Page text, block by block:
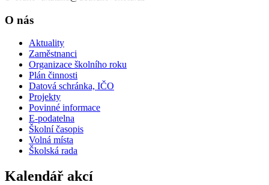
O nás
Aktuality
Zaměstnanci
Organizace školního roku
Plán činnosti
Datová schránka, IČO
Projekty
Povinné informace
E-podatelna
Školní časopis
Volná místa
Školská rada
Kalendář akcí